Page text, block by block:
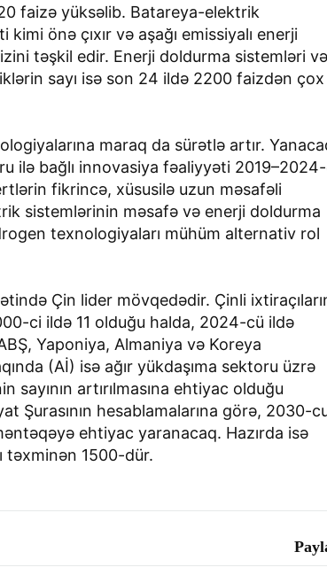
faizə yüksəlib. Batareya-elektrik
önə çıxır və aşağı emissiyalı enerji
təşkil edir. Enerji doldurma sistemləri və
sayı isə son 24 ildə 2200 faizdən çox
maraq da sürətlə artır.
ilə bağlı innovasiya fəaliyyəti
fikrincə, xüsusilə uzun məsafəli
sistemlərinin məsafə və enerji doldurma
texnologiyaları mühüm alternativ rol
Çin lider mövqedədir. Çinli
ci ildə 11 olduğu halda, 2024-cü ildə
Yaponiya, Almaniya və Koreya
(Aİ) isə ağır yükdaşıma sektoru üzrə
artırılmasına ehtiyac olduğu
Şurasının hesablamalarına görə, 2030-
ehtiyac yaranacaq. Hazırda isə
təxminən 1500-dür.